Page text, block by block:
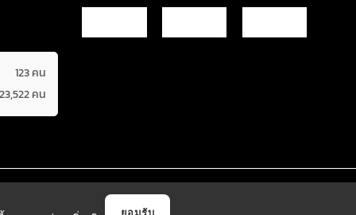
123 คน
คน